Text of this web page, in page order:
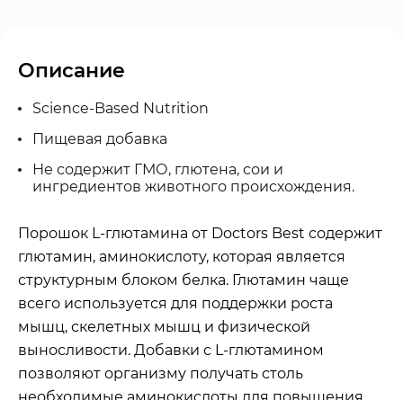
Описание
Science-Based Nutrition
Пищевая добавка
Не содержит ГМО, глютена, сои и
ингредиентов животного происхождения.
Порошок L-глютамина от Doctors Best содержит
глютамин, аминокислоту, которая является
структурным блоком белка. Глютамин чаще
всего используется для поддержки роста
мышц, скелетных мышц и физической
выносливости. Добавки с L-глютамином
позволяют организму получать столь
необходимые аминокислоты для повышения